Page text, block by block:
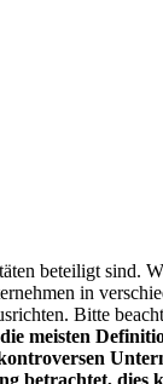
beteiligt sind.
in
Bitte
meisten
betrachtet,